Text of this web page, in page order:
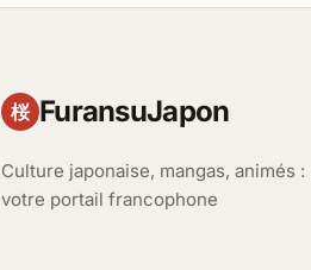
桜 FuransuJapon
Culture japonaise, mangas, animés :
votre portail francophone